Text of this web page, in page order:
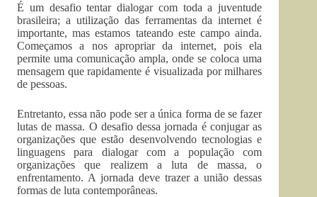
É um desafio tentar dialogar com toda a juventude
brasileira; a utilização das ferramentas da internet é
importante, mas estamos tateando este campo ainda.
Começamos a nos apropriar da internet, pois ela
permite uma comunicação ampla, onde se coloca uma
mensagem que rapidamente é visualizada por milhares
de pessoas.
Entretanto, essa não pode ser a única forma de se fazer
lutas de massa. O desafio dessa jornada é conjugar as
organizações que estão desenvolvendo tecnologias e
linguagens para dialogar com a população com
organizações que realizem a luta de massa, o
enfrentamento. A jornada deve trazer a união dessas
formas de luta contemporâneas.